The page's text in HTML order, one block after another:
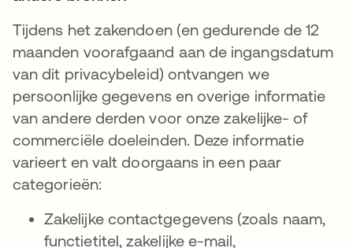
Tijdens het zakendoen (en gedurende de 12
maanden voorafgaand aan de ingangsdatum
van dit privacybeleid) ontvangen we
persoonlijke gegevens en overige informatie
van andere derden voor onze zakelijke- of
commerciële doeleinden. Deze informatie
varieert en valt doorgaans in een paar
categorieën:
Zakelijke contactgegevens (zoals naam,
functietitel, zakelijke e-mail,